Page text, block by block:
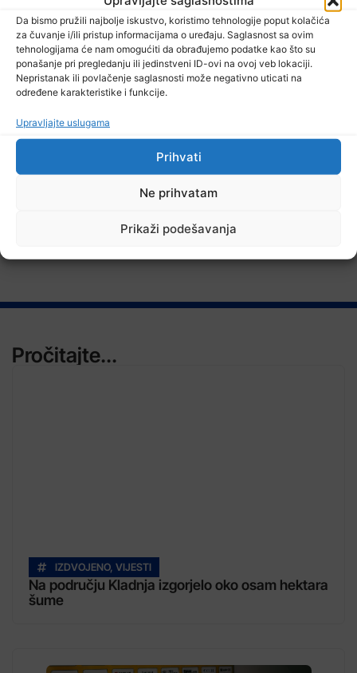
Da bismo pružili najbolje iskustvo, koristimo tehnologije poput kolačića
za čuvanje i/ili pristup informacijama o uređaju. Saglasnost sa ovim
tehnologijama će nam omogućiti da obrađujemo podatke kao što su
ponašanje pri pregledanju ili jedinstveni ID-ovi na ovoj veb lokaciji.
Nepristanak ili povlačenje saglasnosti može negativno uticati na
određene karakteristike i funkcije.
Upravljajte uslugama
Prihvati
Ne prihvatam
Prikaži podešavanja
7 Augusta, 2026
U Kalesiji u toku rekonstrukcija puteva
TV RASPORED
Pročitajte...
IZDVOJENO, VIJESTI
Na području Kladnja izgorjelo oko osam hektara
šume